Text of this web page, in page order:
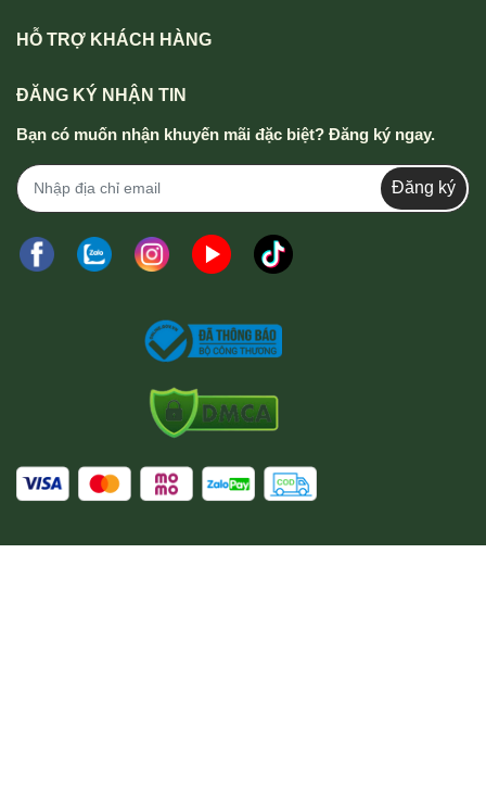
HỖ TRỢ KHÁCH HÀNG
ĐĂNG KÝ NHẬN TIN
Bạn có muốn nhận khuyến mãi đặc biệt? Đăng ký ngay.
Đăng ký